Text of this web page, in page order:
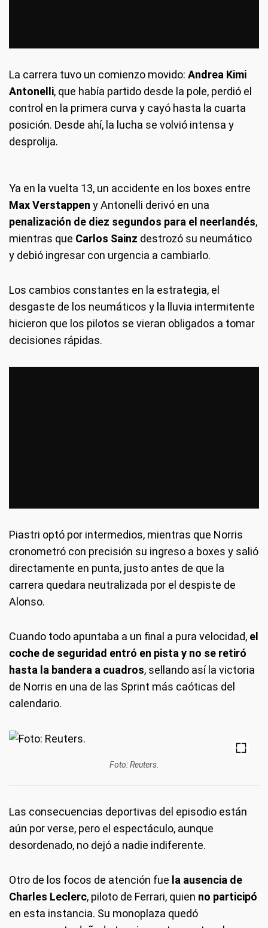
La carrera tuvo un comienzo movido: Andrea Kimi
Antonelli, que había partido desde la pole, perdió el
control en la primera curva y cayó hasta la cuarta
posición. Desde ahí, la lucha se volvió intensa y
desprolija.
Ya en la vuelta 13, un accidente en los boxes entre
Max Verstappen y Antonelli derivó en una
penalización de diez segundos para el neerlandés,
mientras que Carlos Sainz destrozó su neumático
y debió ingresar con urgencia a cambiarlo.
Los cambios constantes en la estrategia, el
desgaste de los neumáticos y la lluvia intermitente
hicieron que los pilotos se vieran obligados a tomar
decisiones rápidas.
Piastri optó por intermedios, mientras que Norris
cronometró con precisión su ingreso a boxes y salió
directamente en punta, justo antes de que la
carrera quedara neutralizada por el despiste de
Alonso.
Cuando todo apuntaba a un final a pura velocidad, el
coche de seguridad entró en pista y no se retiró
hasta la bandera a cuadros, sellando así la victoria
de Norris en una de las Sprint más caóticas del
calendario.
Foto: Reuters.
Las consecuencias deportivas del episodio están
aún por verse, pero el espectáculo, aunque
desordenado, no dejó a nadie indiferente.
Otro de los focos de atención fue la ausencia de
Charles Leclerc, piloto de Ferrari, quien no participó
en esta instancia. Su monoplaza quedó